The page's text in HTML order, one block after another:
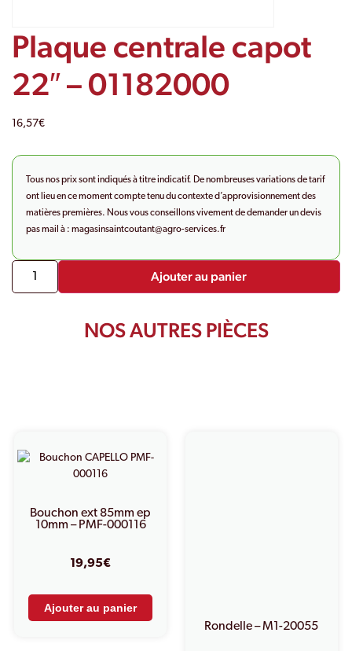
Plaque centrale capot
22″ – 01182000
16,57€
Tous nos prix sont indiqués à titre indicatif. De nombreuses variations de tarif
ont lieu en ce moment compte tenu du contexte d’approvisionnement des
matières premières. Nous vous conseillons vivement de demander un devis
pas mail à : magasinsaintcoutant@agro-services.fr
Ajouter au panier
NOS AUTRES PIÈCES
Bouchon ext 85mm ep
10mm – PMF-000116
19,95€
Ajouter au panier
Rondelle – M1-20055